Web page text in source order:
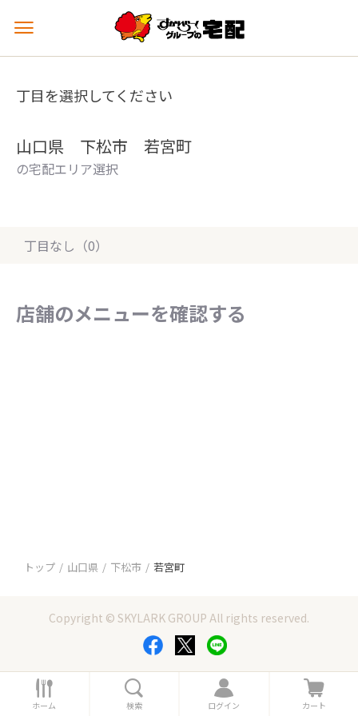
メ
ュ
を
丁目を選択してください
山口県 下松市 若宮町
の宅配エリア選択
丁目なし（0）
店舗のメニューを確認する
トップ 山口県 下松市 若宮町
Copyright © SKYLARK GROUP All rights reserved.
ホ
ー
ホーム 索
検索
ロ
グ
ログイン
カ
ー
カート